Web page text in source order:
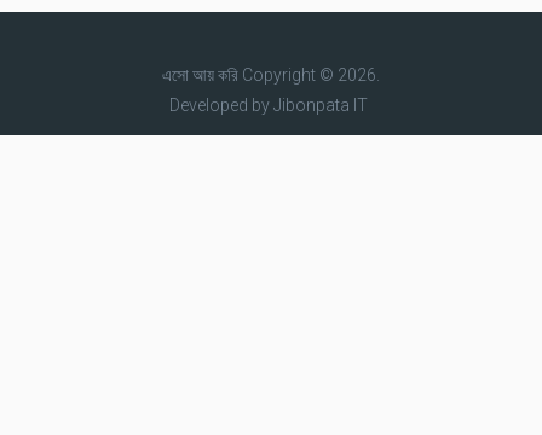
এসো আয় করিCopyright © 2026.
Developed byJibonpata IT